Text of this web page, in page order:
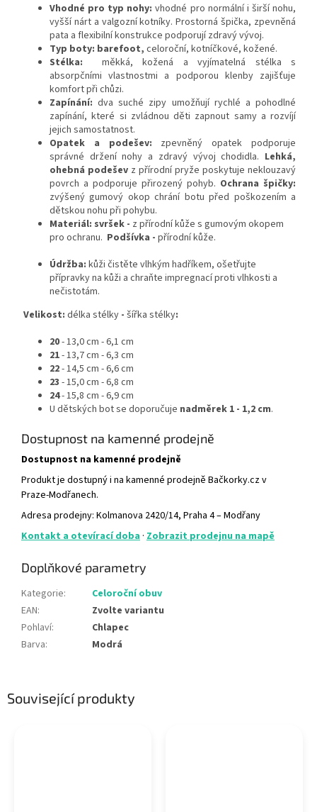
Související produkty
Vhodné pro typ nohy:vhodné pro normální i širší nohu,
vyšší nárt a valgozní kotníky. Prostorná špička, zpevněná
pata a flexibilní konstrukce podporují zdravý vývoj.
Typ boty: barefoot, celoroční, kotníčkové, kožené.
Stélka: měkká, kožená a vyjímatelná stélka s
absorpčními vlastnostmi a podporou klenby zajišťuje
komfort při chůzi.
Zapínání:dva suché zipy umožňují rychlé a pohodlné
zapínání, které si zvládnou děti zapnout samy a rozvíjí
jejich samostatnost.
Opatek a podešev: zpevněný opatek podporuje
správné držení nohy a zdravý vývoj chodidla. Lehká,
ohebná podešev z přírodní pryže poskytuje neklouzavý
povrch a podporuje přirozený pohyb. Ochrana špičky:
zvýšený gumový okop chrání botu před poškozením a
dětskou nohu při pohybu.
Materiál: svršek - z přírodní kůže s gumovým okopem
pro ochranu. Podšívka - přírodní kůže.
Údržba: kůži čistěte vlhkým hadříkem, ošetřujte
přípravky na kůži a chraňte impregnací proti vlhkosti a
nečistotám.
Velikost: délka stélky - šířka stélky:
20- 13,0 cm - 6,1 cm
21- 13,7 cm - 6,3 cm
22- 14,5 cm - 6,6 cm
23 - 15,0 cm - 6,8 cm
24- 15,8 cm - 6,9 cm
U dětských bot se doporučuje nadměrek 1 - 1,2 cm.
Dostupnost na kamenné prodejně
Dostupnost na kamenné prodejně
Produkt je dostupný i na kamenné prodejně Bačkorky.cz v
Praze-Modřanech.
Adresa prodejny: Kolmanova 2420/14, Praha 4 – Modřany
Kontakt a otevírací doba · Zobrazit prodejnu na mapě
Doplňkové parametry
Kategorie:
Celoroční obuv
EAN:
Zvolte variantu
Pohlaví:
Chlapec
Barva: Modrá